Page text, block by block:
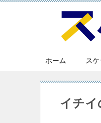
ホーム ス
イチイ